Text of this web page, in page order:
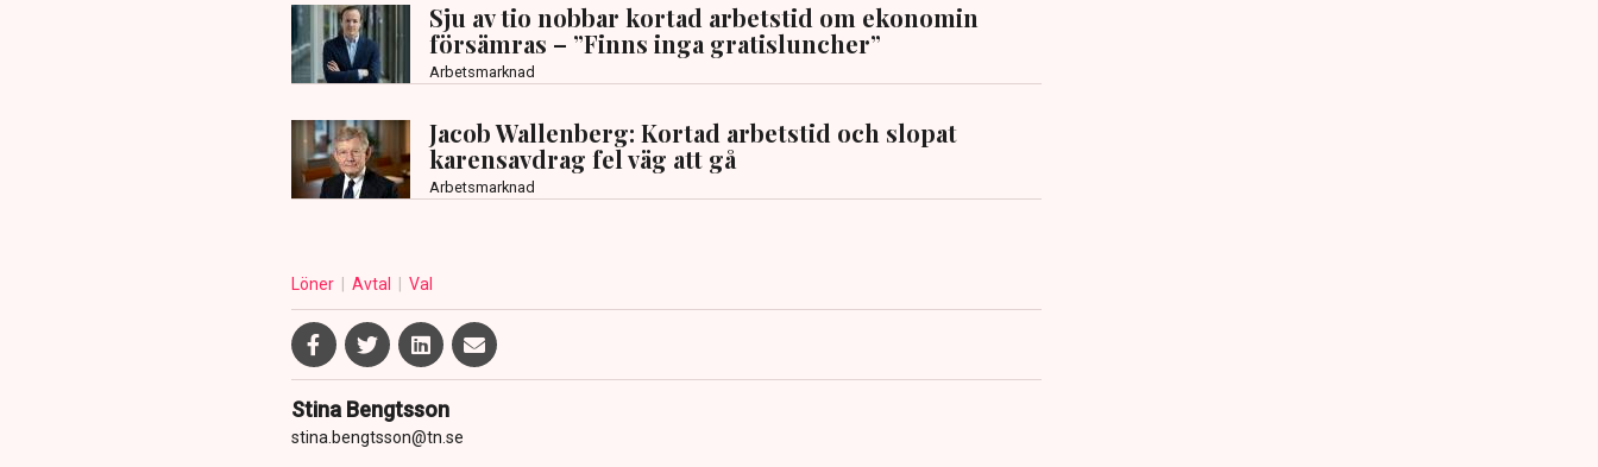
Sju av tio nobbar kortad arbetstid om ekonomin
försämras – ”Finns inga gratisluncher”
Arbetsmarknad
Jacob Wallenberg: Kortad arbetstid och slopat
karensavdrag fel väg att gå
Arbetsmarknad
Löner Avtal Val
Stina Bengtsson
stina.bengtsson@tn.se